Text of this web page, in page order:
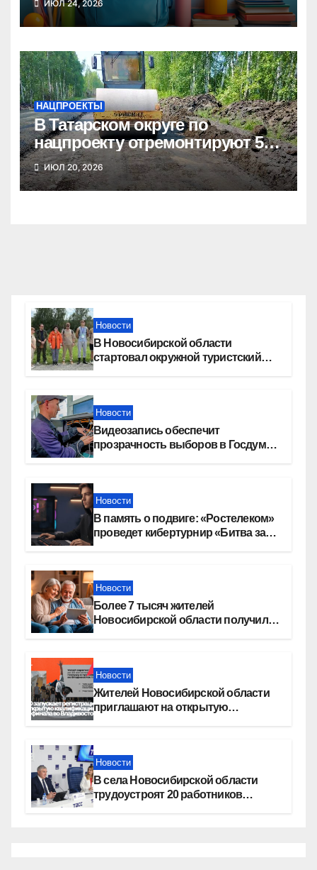
школе
ИЮЛ 24, 2026
НАЦПРОЕКТЫ
В Татарском округе по
нацпроекту отремонтируют 5
километров дорог
ИЮЛ 20, 2026
Новости
В Новосибирской области
стартовал окружной туристский
Новости
Видеозапись обеспечит
прозрачность выборов в Госдуму
Новости
В память о подвиге: «Ростелеком»
проведет кибертурнир «Битва за
Новости
Более 7 тысяч жителей
Новосибирской области получили
Новости
Жителей Новосибирской области
приглашают на открытую
Новости
В села Новосибирской области
трудоустроят 20 работников